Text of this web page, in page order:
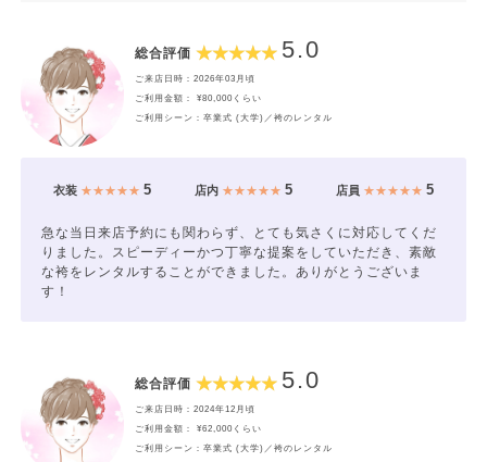
総合評価 5.0
ご来店日時：2026年03月頃
ご利用金額： ¥80,000くらい
ご利用シーン：卒業式 (大学)／袴のレンタル
衣装★★★★★ 5 店内★★★★★ 5 店員 ★★★★★5
急な当日来店予約にも関わらず、とても気さくに対応してくだ
りました。スピーディーかつ丁寧な提案をしていただき、素敵
な袴をレンタルすることができました。ありがとうございま
す！
総合評価 5.0
ご来店日時：2024年12月頃
ご利用金額： ¥62,000くらい
ご利用シーン：卒業式 (大学)／袴のレンタル